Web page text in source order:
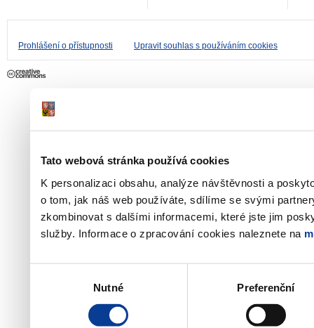
Tato webová stránka používá cookies
K personalizaci obsahu, analýze návštěvnosti a
o tom, jak náš web používáte, sdílíme se svými
zkombinovat s dalšími informacemi, které jste jim
služby. Informace o zpracování cookies naleznete na
Nutné Preferenční
Prohlášení o přístupnosti Upravit souhlas s používáním cookies